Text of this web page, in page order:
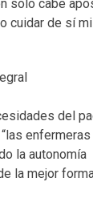
sólo cabe
de sí
del
la autonomía
la mejor